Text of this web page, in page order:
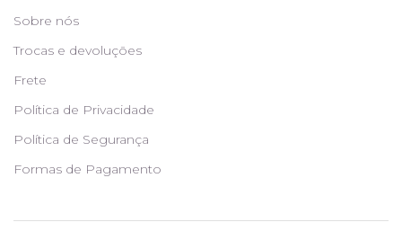
Sobre nós
Trocas e devoluções
Frete
Política de Privacidade
Política de Segurança
Formas de Pagamento